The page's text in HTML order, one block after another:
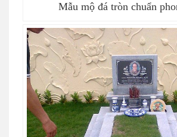
Mẫu mộ đá tròn chuẩn